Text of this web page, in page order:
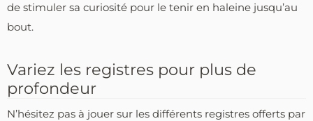
de stimuler sa curiosité pour le tenir en haleine jusqu’au
bout.
Variez les registres pour plus de
profondeur
N’hésitez pas à jouer sur les différents registres offerts par